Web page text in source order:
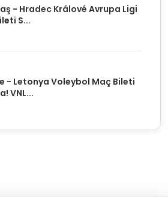
- Hradec Králové Avrupa Ligi
S...
- Letonya Voleybol Maç Bileti
VNL...